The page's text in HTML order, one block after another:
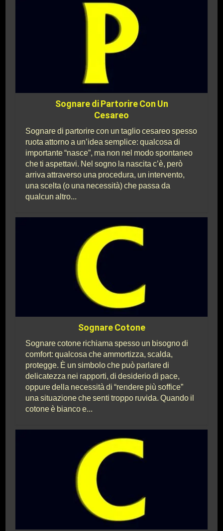
Sognare di Partorire Con Un
Cesareo
Sognare di partorire con un taglio cesareo spesso
ruota attorno a un’idea semplice: qualcosa di
importante “nasce”, ma non nel modo spontaneo
che ti aspettavi. Nel sogno la nascita c’è, però
arriva attraverso una procedura, un intervento,
una scelta (o una necessità) che passa da
qualcun altro...
Sognare Cotone
Sognare cotone richiama spesso un bisogno di
comfort: qualcosa che ammortizza, scalda,
protegge. È un simbolo che può parlare di
delicatezza nei rapporti, di desiderio di pace,
oppure della necessità di “rendere più soffice”
una situazione che senti troppo ruvida. Quando il
cotone è bianco e...